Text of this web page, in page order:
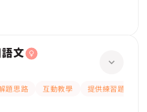
文
題思路 互動教學
提供練習題/試題